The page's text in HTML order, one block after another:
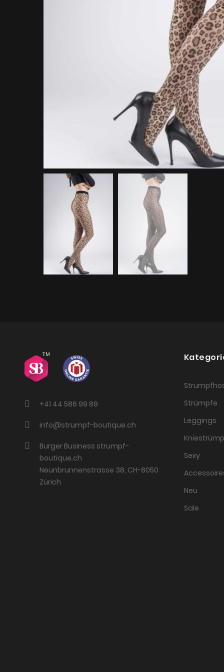
+41 44 586 99 89
info@strumpf-boutique.ch
Burger Business strumpf-
boutique.ch
Neunbrunnenstrasse 38, CH-8050
Zürich
Strümpfe
Leggings
Sexy
Neu
Sale